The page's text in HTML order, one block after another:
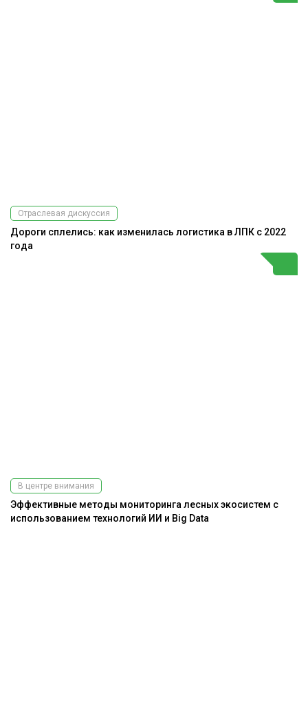
Отраслевая дискуссия
Дороги сплелись: как изменилась логистика в ЛПК с 2022
года
В центре внимания
Эффективные методы мониторинга лесных экосистем с
использованием технологий ИИ и Big Data